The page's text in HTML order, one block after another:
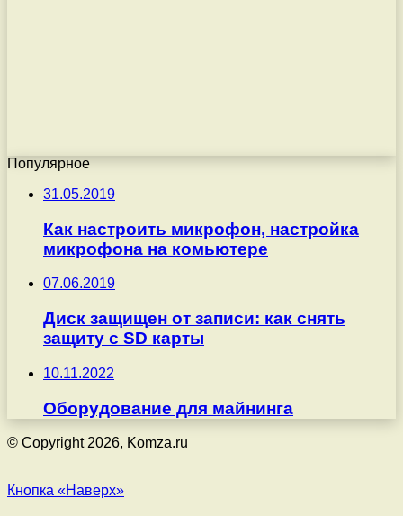
Популярное
31.05.2019
Как настроить микрофон, настройка
микрофона на комьютере
07.06.2019
Диск защищен от записи: как снять
защиту с SD карты
10.11.2022
Оборудование для майнинга
© Copyright 2026, Komza.ru
Кнопка «Наверх»